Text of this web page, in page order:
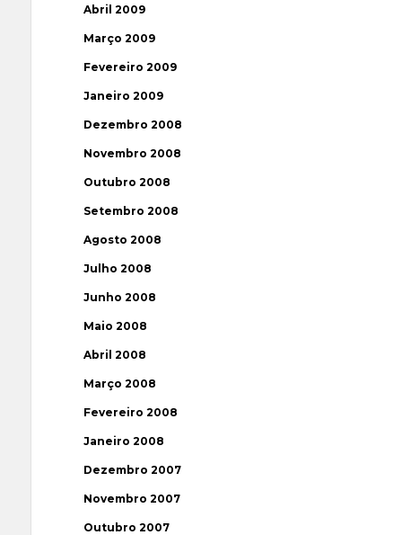
Abril 2009
Março 2009
Fevereiro 2009
Janeiro 2009
Dezembro 2008
Novembro 2008
Outubro 2008
Setembro 2008
Agosto 2008
Julho 2008
Junho 2008
Maio 2008
Abril 2008
Março 2008
Fevereiro 2008
Janeiro 2008
Dezembro 2007
Novembro 2007
Outubro 2007